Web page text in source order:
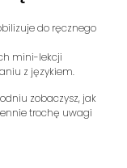
do ręcznego
mini-lekcji
z językiem.
zobaczysz, jak
trochę uwagi